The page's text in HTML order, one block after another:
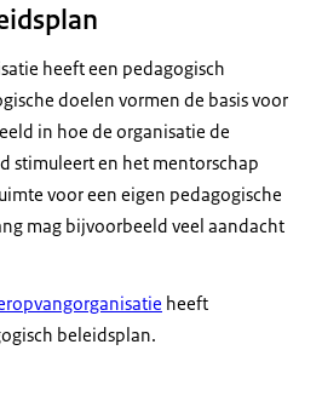
heeft een pedagogisch
doelen vormen de basis voor
in hoe de organisatie de
stimuleert en het mentorschap
voor een eigen pedagogische
mag bijvoorbeeld veel aandacht
heeft
beleidsplan.